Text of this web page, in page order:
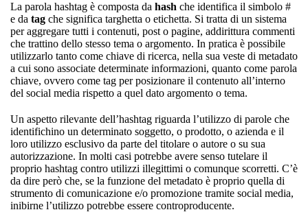
La parola hashtag è composta da hash che identifica il simbolo #
e da tag che significa targhetta o etichetta. Si tratta di un sistema
per aggregare tutti i contenuti, post o pagine, addirittura commenti
che trattino dello stesso tema o argomento. In pratica è possibile
utilizzarlo tanto come chiave di ricerca, nella sua veste di metadato
a cui sono associate determinate informazioni, quanto come parola
chiave, ovvero come tag per posizionare il contenuto all’interno
del social media rispetto a quel dato argomento o tema.
Un aspetto rilevante dell’hashtag riguarda l’utilizzo di parole che
identifichino un determinato soggetto, o prodotto, o azienda e il
loro utilizzo esclusivo da parte del titolare o autore o su sua
autorizzazione. In molti casi potrebbe avere senso tutelare il
proprio hashtag contro utilizzi illegittimi o comunque scorretti. C’è
da dire però che, se la funzione del metadato è proprio quella di
strumento di comunicazione e/o promozione tramite social media,
inibirne l’utilizzo potrebbe essere controproducente.